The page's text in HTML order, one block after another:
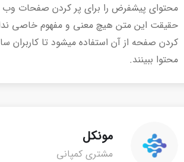
محتوای پیشفرض را برای پر کردن صفحات وب
حقیقت این متن هیچ معنی و مفهوم خاصی
کردن صفحه از آن استفاده میشود تا کاربران
محتوا ببینند.
مونکل
مشتری کمپانی